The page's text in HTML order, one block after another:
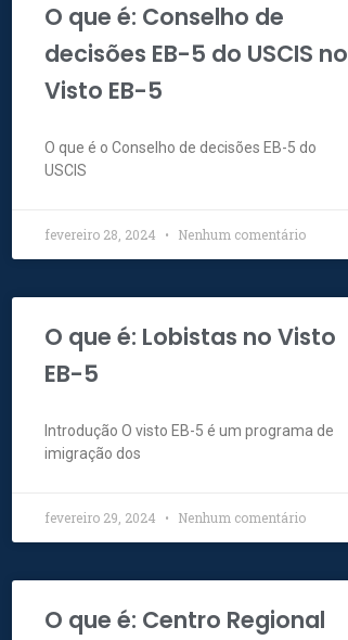
O que é: Conselho de
decisões EB-5 do USCIS no
Visto EB-5
O que é o Conselho de decisões EB-5 do
USCIS
fevereiro 28, 2024 Nenhum comentário
O que é: Lobistas no Visto
EB-5
Introdução O visto EB-5 é um programa de
imigração dos
fevereiro 29, 2024 Nenhum comentário
O que é: Centro Regional